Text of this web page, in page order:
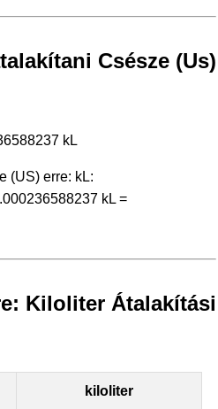
Csésze (Us)
kL
(US) erre: kL:
kL =
Kiloliter Átalakítási
kiloliter